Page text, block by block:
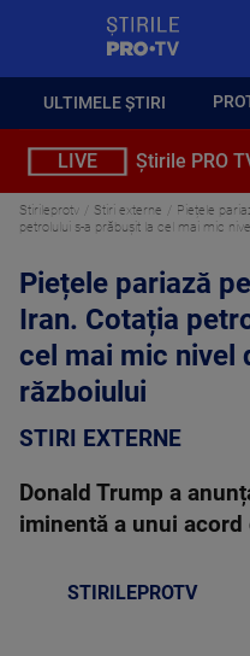
ULTIMELE ȘTIRI
LIVE Știrile PRO
Stirileprotv Stiri externe
Piețele
petrolului s-a prăbușit la cel mai mic
Piețele pariază
Iran. Cotația
cel mai mic nivel
războiului
STIRI EXTERNE
Donald Trump a
iminentă a unui acord
STIRILEPROTV